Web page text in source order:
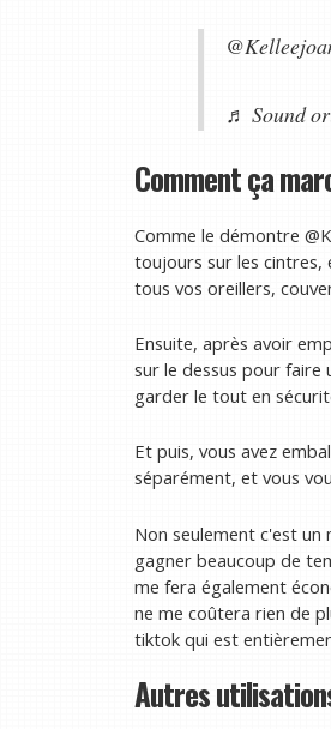
♬ Sound
Comment ça
Comme le démontre
toujours sur les cintres,
tous vos oreillers,
Ensuite, après avoir
sur le dessus pour faire
garder le tout en
Et puis, vous avez
séparément, et vous
Non seulement c'est un
gagner beaucoup de
me fera également
ne me coûtera rien de
tiktok qui est
Autres